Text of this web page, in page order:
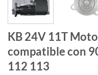
KB 24V 11T
compatible con
112 113